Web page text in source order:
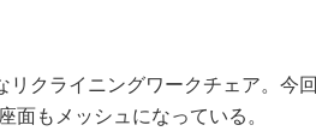
クライニングワークチェア。今回
面もメッシュになっている。